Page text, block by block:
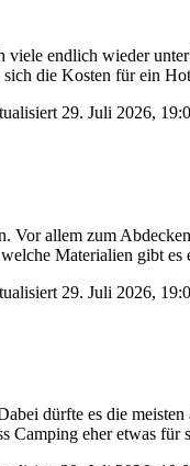
viele endlich wieder
sich die Kosten für ein
29. Juli 2026,
Vor allem zum
Materialien gibt
29. Juli 2026,
dürfte es die
Camping eher etwas